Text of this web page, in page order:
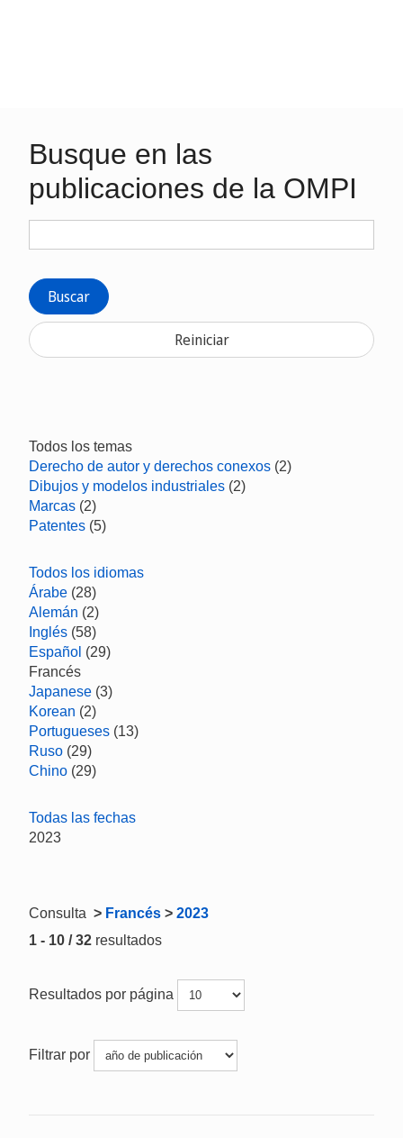
Busque en las
publicaciones de la OMPI
Buscar
Reiniciar
Todos los temas
Derecho de autor y derechos conexos (2)
Dibujos y modelos industriales (2)
Marcas (2)
Patentes (5)
Todos los idiomas
Árabe (28)
Alemán (2)
Inglés (58)
Español (29)
Francés
Japanese (3)
Korean (2)
Portugueses (13)
Ruso (29)
Chino (29)
Todas las fechas
2023
Consulta > Francés > 2023
1 - 10 / 32 resultados
Resultados por página
Filtrar por